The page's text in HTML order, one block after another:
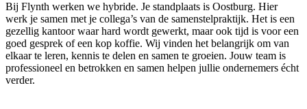
Bij Flynth werken we hybride. Je standplaats is Oostburg. Hier
werk je samen met je collega’s van de samenstelpraktijk. Het is een
gezellig kantoor waar hard wordt gewerkt, maar ook tijd is voor een
goed gesprek of een kop koffie. Wij vinden het belangrijk om van
elkaar te leren, kennis te delen en samen te groeien. Jouw team is
professioneel en betrokken en samen helpen jullie ondernemers écht
verder.